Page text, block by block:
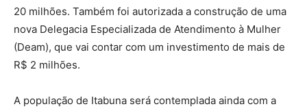
20 milhões. Também foi autorizada a construção de uma
nova Delegacia Especializada de Atendimento à Mulher
(Deam), que vai contar com um investimento de mais de
R$ 2 milhões.
A população de Itabuna será contemplada ainda com a